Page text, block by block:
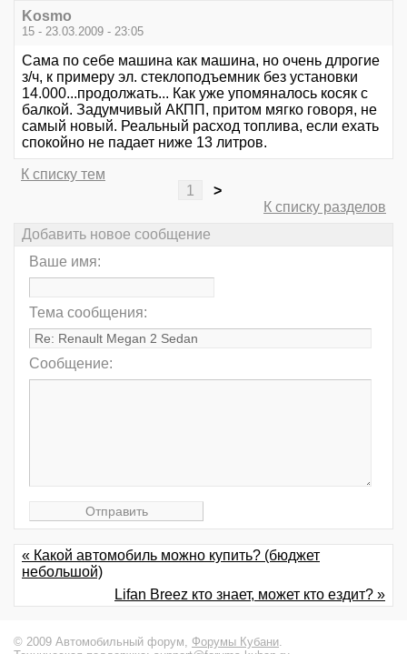
Kosmo
15 - 23.03.2009 - 23:05
Сама по себе машина как машина, но очень длрогие
з/ч, к примеру эл. стеклоподъемник без установки
14.000...продолжать... Как уже упомяналось косяк с
балкой. Задумчивый АКПП, притом мягко говоря, не
самый новый. Реальный расход топлива, если ехать
спокойно не падает ниже 13 литров.
К списку тем
1
>
К списку разделов
Добавить новое сообщение
Ваше имя:
Тема сообщения:
Сообщение:
« Какой автомобиль можно купить? (бюджет
небольшой)
Lifan Breez кто знает, может кто ездит? »
© 2009 Автомобильный форум, Форумы Кубани.